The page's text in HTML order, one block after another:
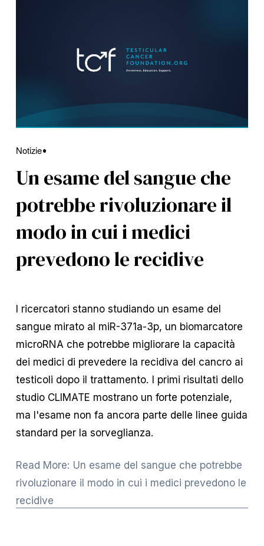
Notizie
Un esame del sangue che
potrebbe rivoluzionare il
modo in cui i medici
prevedono le recidive
I ricercatori stanno studiando un esame del
sangue mirato al miR-371a-3p, un biomarcatore
microRNA che potrebbe migliorare la capacità
dei medici di prevedere la recidiva del cancro ai
testicoli dopo il trattamento. I primi risultati dello
studio CLIMATE mostrano un forte potenziale,
ma l'esame non fa ancora parte delle linee guida
standard per la sorveglianza.
Read More: Un esame del sangue che potrebbe
rivoluzionare il modo in cui i medici prevedono le
recidive